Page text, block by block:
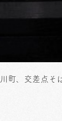
町、交差点そ